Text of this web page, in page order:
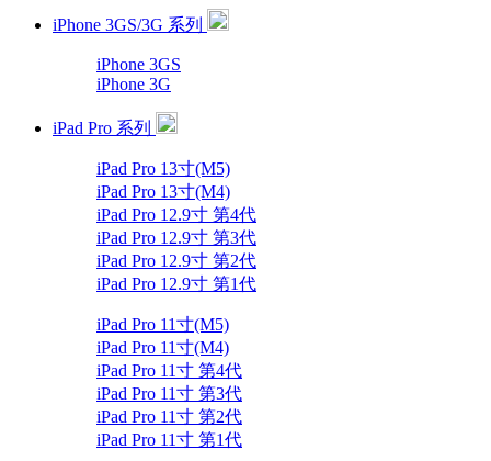
iPhone 3GS/3G 系列
iPhone 3GS
iPhone 3G
iPad Pro 系列
iPad Pro 13寸(M5)
iPad Pro 13寸(M4)
iPad Pro 12.9寸 第4代
iPad Pro 12.9寸 第3代
iPad Pro 12.9寸 第2代
iPad Pro 12.9寸 第1代
iPad Pro 11寸(M5)
iPad Pro 11寸(M4)
iPad Pro 11寸 第4代
iPad Pro 11寸 第3代
iPad Pro 11寸 第2代
iPad Pro 11寸 第1代